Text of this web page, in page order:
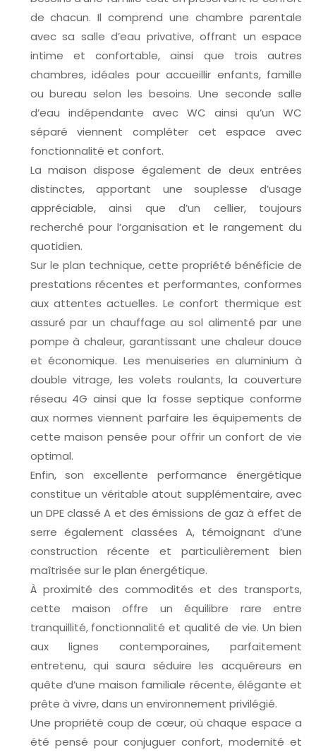
de chacun. Il comprend une chambre parentale
avec sa salle d’eau privative, offrant un espace
intime et confortable, ainsi que trois autres
chambres, idéales pour accueillir enfants, famille
ou bureau selon les besoins. Une seconde salle
d’eau indépendante avec WC ainsi qu’un WC
séparé viennent compléter cet espace avec
fonctionnalité et confort.
La maison dispose également de deux entrées
distinctes, apportant une souplesse d’usage
appréciable, ainsi que d’un cellier, toujours
recherché pour l’organisation et le rangement du
quotidien.
Sur le plan technique, cette propriété bénéficie de
prestations récentes et performantes, conformes
aux attentes actuelles. Le confort thermique est
assuré par un chauffage au sol alimenté par une
pompe à chaleur, garantissant une chaleur douce
et économique. Les menuiseries en aluminium à
double vitrage, les volets roulants, la couverture
réseau 4G ainsi que la fosse septique conforme
aux normes viennent parfaire les équipements de
cette maison pensée pour offrir un confort de vie
optimal.
Enfin, son excellente performance énergétique
constitue un véritable atout supplémentaire, avec
un DPE classé A et des émissions de gaz à effet de
serre également classées A, témoignant d’une
construction récente et particulièrement bien
maîtrisée sur le plan énergétique.
À proximité des commodités et des transports,
cette maison offre un équilibre rare entre
tranquillité, fonctionnalité et qualité de vie. Un bien
aux lignes contemporaines, parfaitement
entretenu, qui saura séduire les acquéreurs en
quête d’une maison familiale récente, élégante et
prête à vivre, dans un environnement privilégié.
Une propriété coup de cœur, où chaque espace a
été pensé pour conjuguer confort, modernité et